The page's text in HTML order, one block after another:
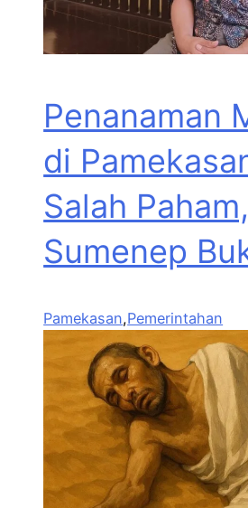
Penanaman
di
Salah
Sumenep
Pamekasan,Pemerintahan